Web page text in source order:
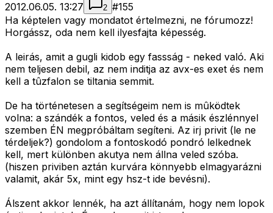
2012.06.05. 13:27 2 #155
Ha képtelen vagy mondatot értelmezni, ne fórumozz!
Horgássz, oda nem kell ilyesfajta képesség.
A leirás, amit a gugli kidob egy fassság - neked való. Aki
nem teljesen debil, az nem inditja az avx-es exet és nem
kell a tûzfalon se tiltania semmit.
De ha történetesen a segítségeim nem is mûködtek
volna: a szándék a fontos, veled és a másik észlénnyel
szemben ÉN megpróbáltam segíteni. Az irj privit (le ne
térdeljek?) gondolom a fontoskodó pondró lelkednek
kell, mert különben akutya nem állna veled szóba.
(hiszen priviben aztán kurvára könnyebb elmagyarázni
valamit, akár 5x, mint egy hsz-t ide bevésni).
Álszent akkor lennék, ha azt állítanám, hogy nem lopok